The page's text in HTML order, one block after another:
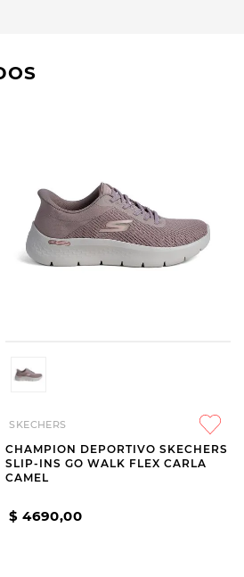
SKECHERS
CHAMPION DEPORTIVO SKECHERS
SLIP-INS GO WALK FLEX CARLA
CAMEL
$ 4690,00